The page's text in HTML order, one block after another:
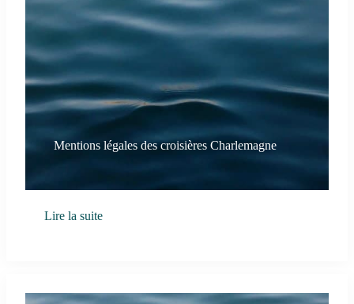
Mentions légales des croisières Charlemagne
Lire la suite